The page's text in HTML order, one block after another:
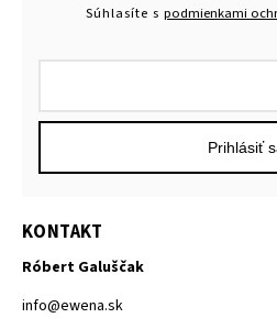
Súhlasíte s podmienkami
Prihlásiť
KONTAKT
Róbert Galuščak
info@ewena.sk